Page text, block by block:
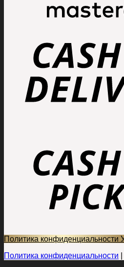
Политика конфиденциальности
Политика конфиденциальности